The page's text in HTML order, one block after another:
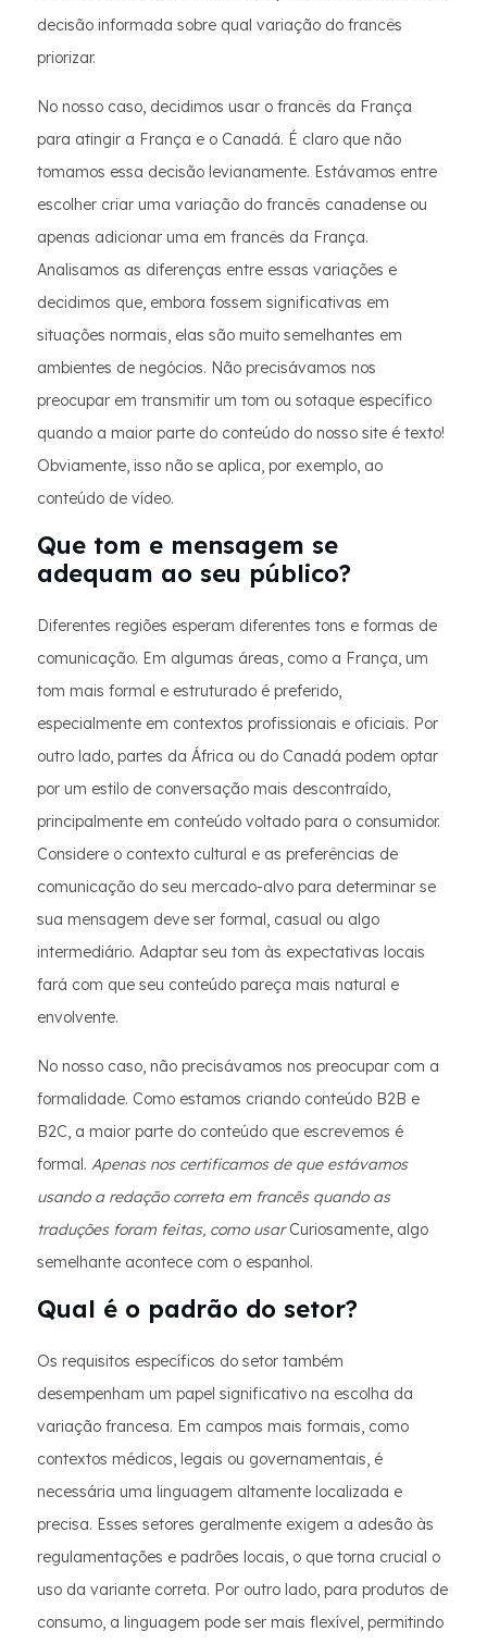
decisão informada sobre qual variação do francês
priorizar.
No nosso caso, decidimos usar o francês da França
para atingir a França e o Canadá. É claro que não
tomamos essa decisão levianamente. Estávamos entre
escolher criar uma variação do francês canadense ou
apenas adicionar uma em francês da França.
Analisamos as diferenças entre essas variações e
decidimos que, embora fossem significativas em
situações normais, elas são muito semelhantes em
ambientes de negócios. Não precisávamos nos
preocupar em transmitir um tom ou sotaque específico
quando a maior parte do conteúdo do nosso site é texto!
Obviamente, isso não se aplica, por exemplo, ao
conteúdo de vídeo.
Que tom e mensagem se
adequam ao seu público?
Diferentes regiões esperam diferentes tons e formas de
comunicação. Em algumas áreas, como a França, um
tom mais formal e estruturado é preferido,
especialmente em contextos profissionais e oficiais. Por
outro lado, partes da África ou do Canadá podem optar
por um estilo de conversação mais descontraído,
principalmente em conteúdo voltado para o consumidor.
Considere o contexto cultural e as preferências de
comunicação do seu mercado-alvo para determinar se
sua mensagem deve ser formal, casual ou algo
intermediário. Adaptar seu tom às expectativas locais
fará com que seu conteúdo pareça mais natural e
envolvente.
No nosso caso, não precisávamos nos preocupar com a
formalidade. Como estamos criando conteúdo B2B e
B2C, a maior parte do conteúdo que escrevemos é
formal. Apenas nos certificamos de que estávamos
usando a redação correta em francês quando as
traduções foram feitas, como usarCuriosamente, algo
semelhante acontece com o espanhol.
Qual é o padrão do setor?
Os requisitos específicos do setor também
desempenham um papel significativo na escolha da
variação francesa. Em campos mais formais, como
contextos médicos, legais ou governamentais, é
necessária uma linguagem altamente localizada e
precisa. Esses setores geralmente exigem a adesão às
regulamentações e padrões locais, o que torna crucial o
uso da variante correta. Por outro lado, para produtos de
consumo, a linguagem pode ser mais flexível, permitindo